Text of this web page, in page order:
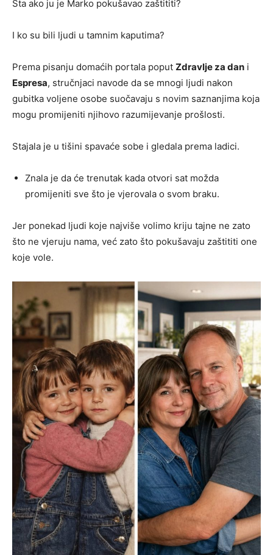
Šta ako ju je Marko pokušavao zaštititi?
I ko su bili ljudi u tamnim kaputima?
Prema pisanju domaćih portala poput Zdravlje za dan i
Espresa, stručnjaci navode da se mnogi ljudi nakon
gubitka voljene osobe suočavaju s novim saznanjima koja
mogu promijeniti njihovo razumijevanje prošlosti.
Stajala je u tišini spavaće sobe i gledala prema ladici.
Znala je da će trenutak kada otvori sat možda
promijeniti sve što je vjerovala o svom braku.
Jer ponekad ljudi koje najviše volimo kriju tajne ne zato
što ne vjeruju nama, već zato što pokušavaju zaštititi one
koje vole.